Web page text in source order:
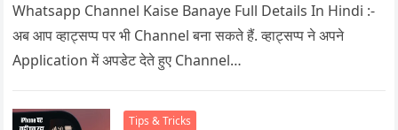
Whatsapp Channel Kaise Banaye Full Details In Hindi :-
अब आप व्हाट्सप्प पर भी Channel बना सकते हैं. व्हाट्सप्प ने अपने
Application में अपडेट देते हुए Channel…
Tips & Tricks